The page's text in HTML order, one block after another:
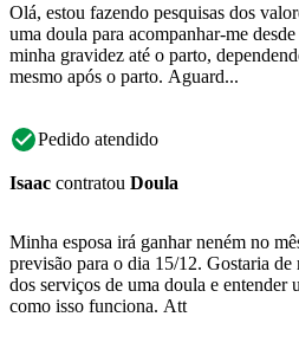
Olá, estou fazendo pesquisas dos
uma doula para acompanhar-me
minha gravidez até o parto,
mesmo após o parto. Aguard...
Pedido atendido
Isaac contratou Doula
Minha esposa irá ganhar neném no
previsão para o dia 15/12. Gostaria de
dos serviços de uma doula e entender
como isso funciona. Att